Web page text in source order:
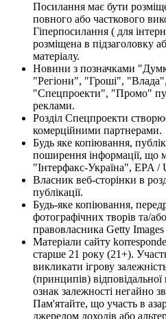
Посилання має бути
повного або часткового
Гіперпосилання ( для
розміщена в підзаголовку
матеріалу.
Новини з позначками
"Регіони", "Гроші",
"Спецпроекти", "Промо"
реклами.
Розділ Спецпроекти
комерційними партнерами.
Будь яке копіювання,
поширення інформації, що
"Інтерфакс-Україна", EPA /
Власник веб-сторінки в
публікації.
Будь-яке копіювання,
фотографічних творів та/
правовласника Getty Images
Матеріали сайту
старше 21 року (21+).
викликати ігрову
(принципів)
ознак залежності негайно
Пам'ятайте, що участь в
джерелом доходів або